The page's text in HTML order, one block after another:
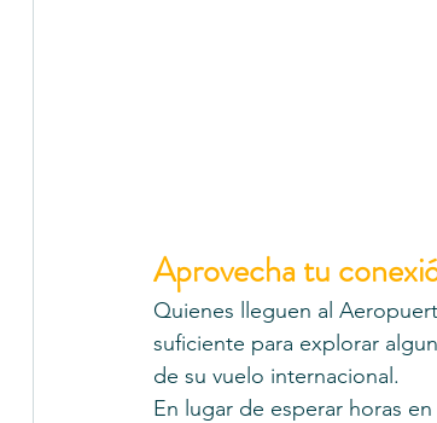
Aprovecha tu
Quienes lleguen al
suficiente para explorar
de su vuelo internacional.
En lugar de esperar horas